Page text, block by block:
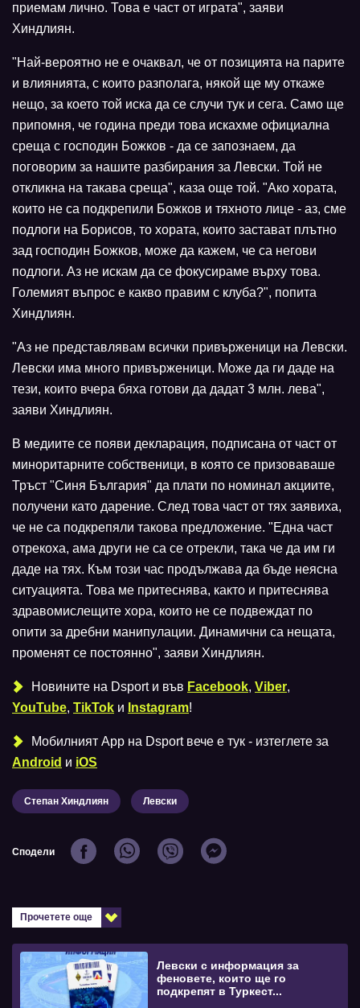
приемам лично. Това е част от играта", заяви
Хиндлиян.
"Най-вероятно не е очаквал, че от позицията на парите
и влиянията, с които разполага, някой ще му откаже
нещо, за което той иска да се случи тук и сега. Само ще
припомня, че година преди това искахме официална
среща с господин Божков - да се запознаем, да
поговорим за нашите разбирания за Левски. Той не
откликна на такава среща", каза още той. "Ако хората,
които не са подкрепили Божков и тяхното лице - аз, сме
подлоги на Борисов, то хората, които застават плътно
зад господин Божков, може да кажем, че са негови
подлоги. Аз не искам да се фокусираме върху това.
Големият въпрос е какво правим с клуба?", попита
Хиндлиян.
"Аз не представлявам всички привърженици на Левски.
Левски има много привърженици. Може да ги даде на
тези, които вчера бяха готови да дадат 3 млн. лева",
заяви Хиндлиян.
В медиите се появи декларация, подписана от част от
миноритарните собственици, в която се призоваваше
Тръст "Синя България" да плати по номинал акциите,
получени като дарение. След това част от тях заявиха,
че не са подкрепяли такова предложение. "Една част
отрекоха, ама други не са се отрекли, така че да им ги
даде на тях. Към този час продължава да бъде неясна
ситуацията. Това ме притеснява, както и притеснява
здравомислещите хора, които не се подвеждат по
опити за дребни манипулации. Динамични са нещата,
променят се постоянно", заяви Хиндлиян.
Новините на Dsport и във Facebook, Viber,
YouTube, TikTok и Instagram!
Мобилният Аpp на Dsport вече е тук - изтеглете за
Android и iOS
Степан Хиндлиян Левски
Сподели
Прочетете още
Левски с информация за
феновете, които ще го
подкрепят в Туркест...